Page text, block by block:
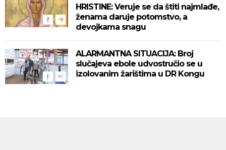
HRISTINE: Veruje se da štiti najmlađe,
ženama daruje potomstvo, a
devojkama snagu
ALARMANTNA SITUACIJA: Broj
slučajeva ebole udvostručio se u
izolovanim žarištima u DR Kongu